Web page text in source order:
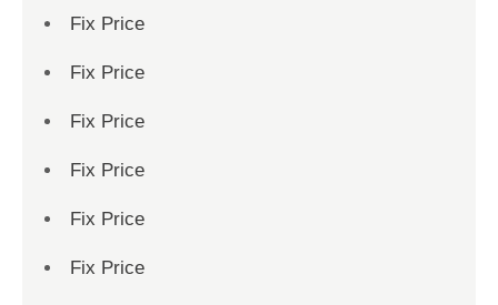
Fix Price
Fix Price
Fix Price
Fix Price
Fix Price
Fix Price